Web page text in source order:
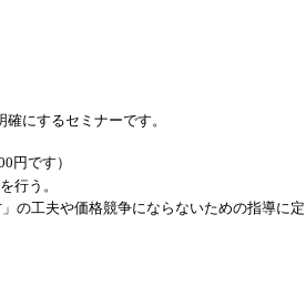
にするセミナーです。
です）
行う。
の工夫や価格競争にならないための指導に定